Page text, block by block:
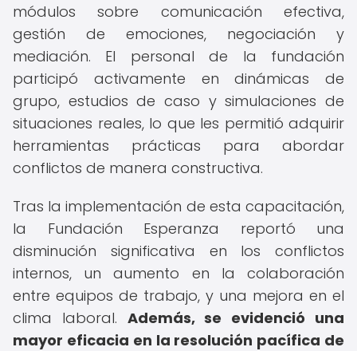
módulos sobre comunicación efectiva,
gestión de emociones, negociación y
mediación. El personal de la fundación
participó activamente en dinámicas de
grupo, estudios de caso y simulaciones de
situaciones reales, lo que les permitió adquirir
herramientas prácticas para abordar
conflictos de manera constructiva.
Tras la implementación de esta capacitación,
la Fundación Esperanza reportó una
disminución significativa en los conflictos
internos, un aumento en la colaboración
entre equipos de trabajo, y una mejora en el
clima laboral. Además, se evidenció una
mayor eficacia en la resolución pacífica de